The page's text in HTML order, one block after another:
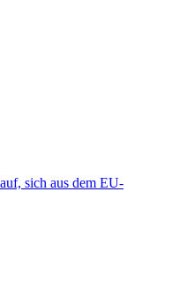
sich aus dem EU-